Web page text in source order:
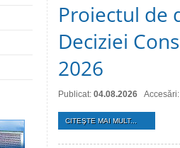
Proiectul de
Deciziei
2026
Publicat: 04.08.2026
CITEŞTE MAI MULT...